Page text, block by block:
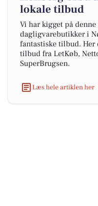
lokale tilbud
Vi har kigget på
dagligvarebutikker i
fantastiske tilbud. Her
tilbud fra LetKøb,
SuperBrugsen.
Læs hele artiklen her